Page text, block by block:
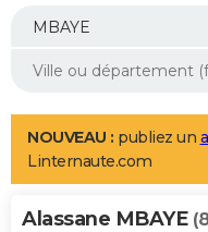
Mobiles
Meilleur smartphone
Internet
Ordinateurs
Jeux vidéo
Guide high-tech
Aménagement intérieur
LIFESTYLE
Art de vivre
Bien-être
Loisirs
Mode
Modes de vie
Alimentation
Guide de la santé
Maladies
Médicaments
Sommeil
VOYAGE
NOUVEAU : publiez un
Linternaute.com
Alassane MBAYE